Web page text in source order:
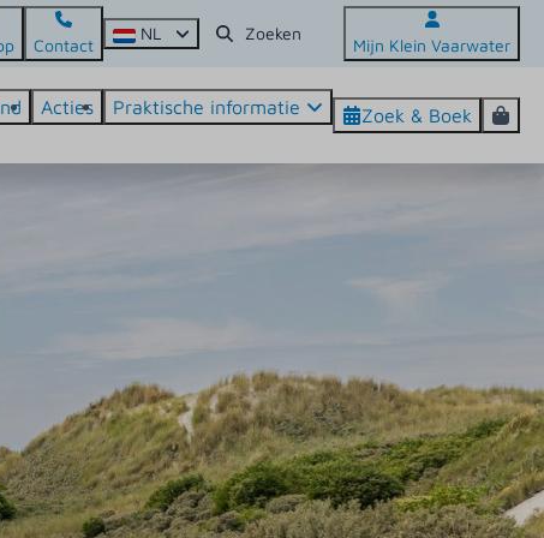
Contact
NL
Mijn Klein Vaarwater
Acties Praktische informatie Zoek & Boek